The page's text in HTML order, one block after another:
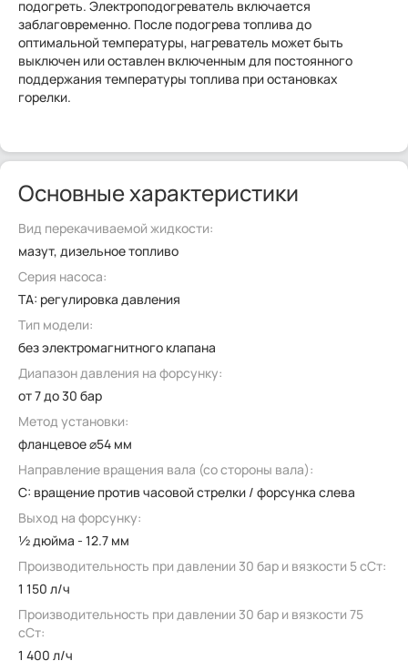
подогреть. Электроподогреватель включается
заблаговременно. После подогрева топлива до
оптимальной температуры, нагреватель может быть
выключен или оставлен включенным для постоянного
поддержания температуры топлива при остановках
горелки.
Основные характеристики
Вид перекачиваемой жидкости:
мазут, дизельное топливо
Серия насоса:
TA: pегулировка давления
Тип модели:
без электромагнитного клапана
Диапазон давления на форсунку:
от 7 до 30 бар
Метод установки:
фланцевое ⌀54 мм
Направление вращения вала (со стороны вала):
C: вращение против часовой стрелки / форсунка слева
Выход на форсунку:
½ дюйма - 12.7 мм
Производительность при давлении 30 бар и вязкости 5 сСт:
1 150 л/ч
Производительность при давлении 30 бар и вязкости 75
сСт:
1 400 л/ч